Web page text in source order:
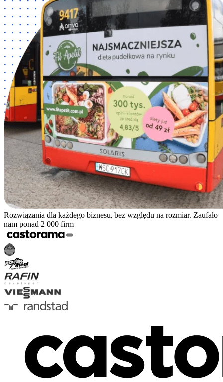
Rozwiązania dla każdego biznesu, bez względu na rozmiar. Zaufało
nam ponad 2 000 firm